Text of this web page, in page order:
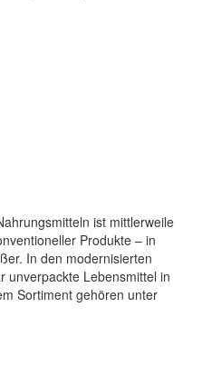
ist mittlerweile
Produkte – in
In den modernisierten
unverpackte Lebensmittel in
Sortiment gehören unter